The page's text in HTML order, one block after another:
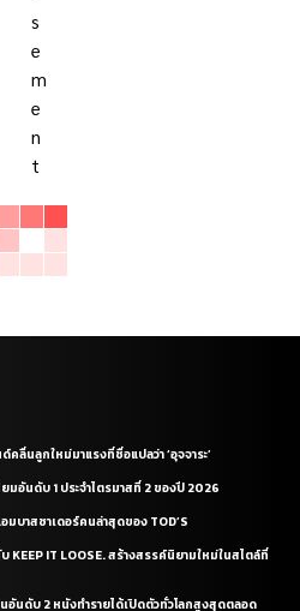
คลื่นลูกใหม่มาแรงที่ชื่อแปลว่า ‘อุจจาระ’
อันดับ 1 ประจำไตรมาสที่ 2 ของปี 2026
บาสซาเดอร์คนล่าสุดของ TOD’S
KEEP IT LOOSE. สร้างสรรค์นิยามใหม่ในสไตล์ที่
นอันดับ 2 หนังทำรายได้เปิดตัวทั่วโลกสูงสุดตลอด